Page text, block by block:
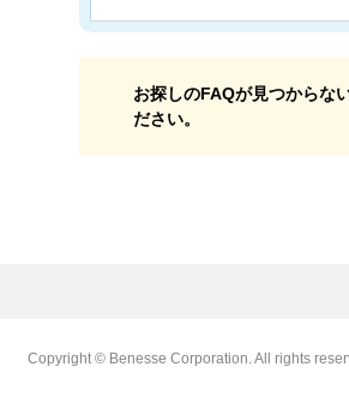
お探しのFAQが見つからな
ださい。
Copyright © Benesse Corporation. All rights